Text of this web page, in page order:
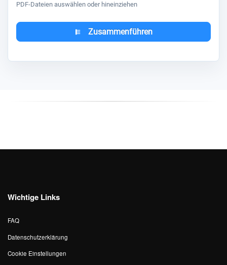
PDF-Dateien auswählen oder hineinziehen
Zusammenführen
Wichtige Links
FAQ
Datenschutzerklärung
Cookie Einstellungen